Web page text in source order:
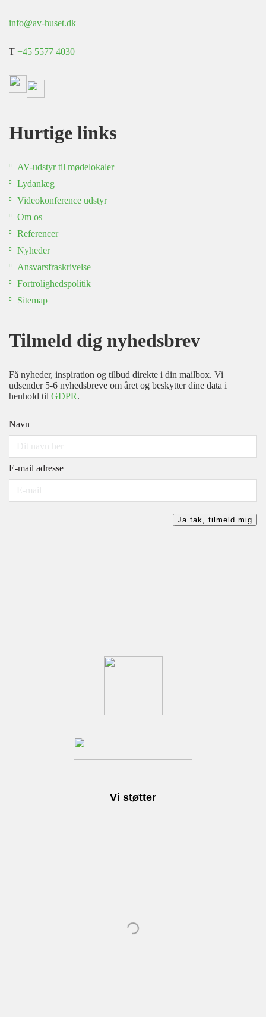
info@av-huset.dk
T +45 5577 4030
Hurtige links
AV-udstyr til mødelokaler
Lydanlæg
Videokonference udstyr
Om os
Referencer
Nyheder
Ansvarsfraskrivelse
Fortrolighedspolitik
Sitemap
Tilmeld dig nyhedsbrev
Få nyheder, inspiration og tilbud direkte i din mailbox. Vi
udsender 5-6 nyhedsbreve om året og beskytter dine data i
henhold til GDPR.
Navn
E-mail adresse
Ja tak, tilmeld mig
Vi støtter